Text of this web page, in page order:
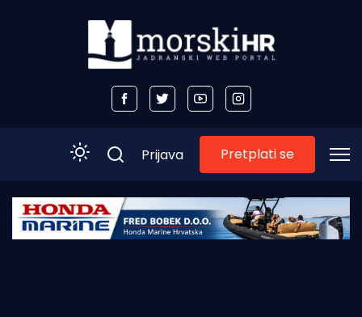
Početna
Prijava Pretplati se